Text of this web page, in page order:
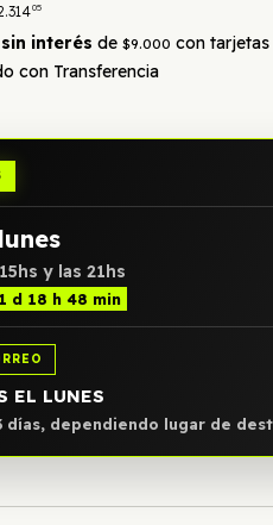
05
interés de $9.000 con
con Transferencia
y las 21hs
1 d 18 h 48 min
EL LUNES
días, dependiendo lugar de